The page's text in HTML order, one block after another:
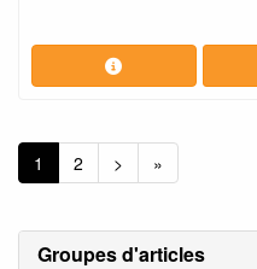
Groupes d'articles
1 2 > »